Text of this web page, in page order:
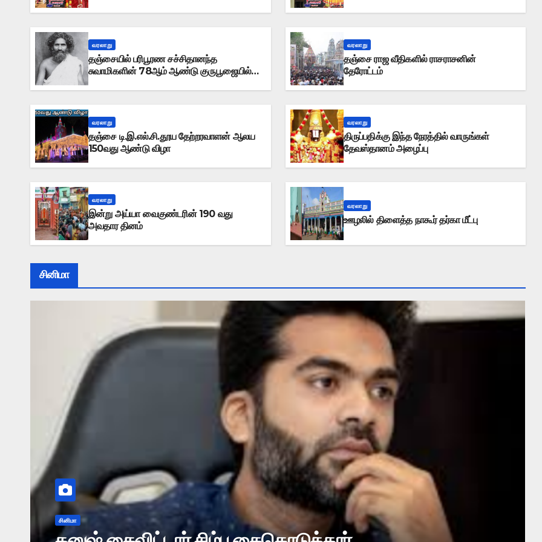
வரலாறு
தஞ்சையில் பரிபூரண சச்சிதானந்த
சுவாமிகளின் 78ஆம் ஆண்டு குருபூஜையில்
வரலாறு
தஞ்சை ராஜ வீதிகளில் ராசராசனின்
தேரோட்டம்
வரலாறு
தஞ்சை டி.இ.எல்.சி.தூய தேற்றரவாளன் ஆலய
150வது ஆண்டு விழா
வரலாறு
திருப்பதிக்கு இந்த நேரத்தில் வாருங்கள்
தேவஸ்தானம் அழைப்பு
வரலாறு
இன்று அய்யா வைகுண்டரின் 190 வது
அவதார தினம்
வரலாறு
ஊழலில் திளைத்த நாகூர் தர்கா மீட்பு
சினிமா
சினிமா